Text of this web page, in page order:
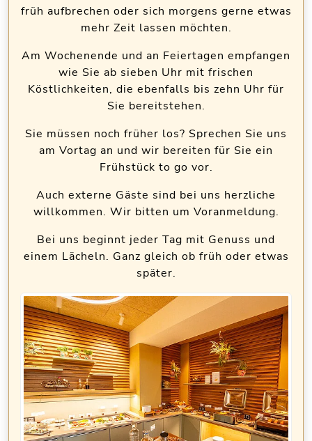
früh aufbrechen oder sich morgens gerne etwas
mehr Zeit lassen möchten.
Am Wochenende und an Feiertagen empfangen
wie Sie ab sieben Uhr mit frischen
Köstlichkeiten, die ebenfalls bis zehn Uhr für
Sie bereitstehen.
Sie müssen noch früher los? Sprechen Sie uns
am Vortag an und wir bereiten für Sie ein
Frühstück to go vor.
Auch externe Gäste sind bei uns herzliche
willkommen. Wir bitten um Voranmeldung.
Bei uns beginnt jeder Tag mit Genuss und
einem Lächeln. Ganz gleich ob früh oder etwas
später.